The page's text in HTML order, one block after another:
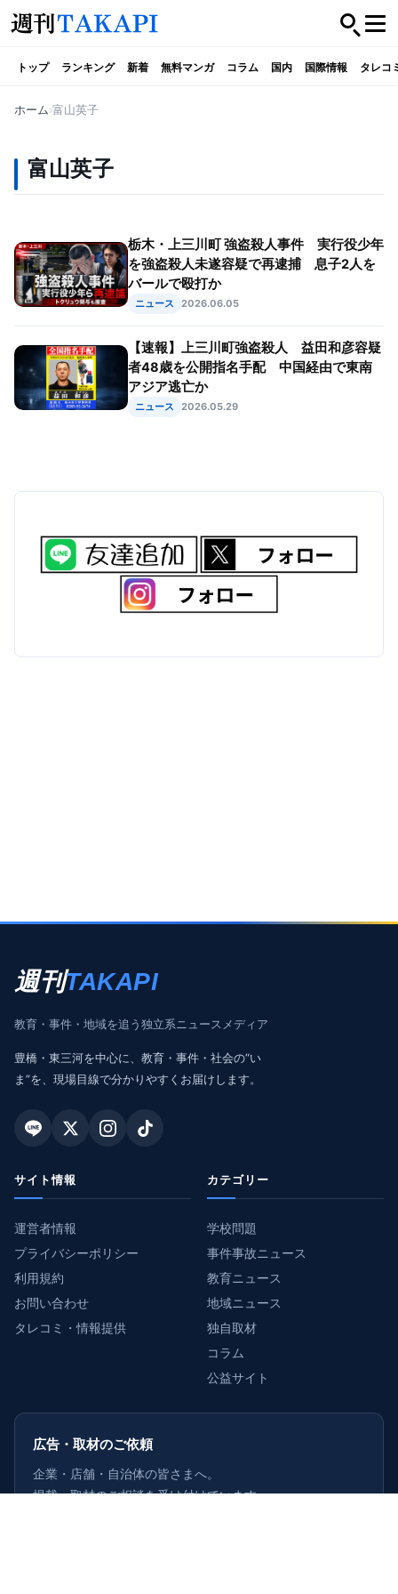
トップ ランキング 新着 無料マンガ コラム 国内 国際情報 タレコ
ホーム 富山英子
富山英子
栃木・上三川町 強盗殺人事件 実行役少年
を強盗殺人未遂容疑で再逮捕 息子2人を
バールで殴打か
ニュース 2026.06.05
【速報】上三川町強盗殺人 益田和彦容疑
者48歳を公開指名手配 中国経由で東南
アジア逃亡か
ニュース 2026.05.29
週刊TAKAPI
教育・事件・地域を追う独立系ニュースメディア
豊橋・東三河を中心に、教育・事件・社会の“い
ま”を、現場目線で分かりやすくお届けします。
サイト情報
運営者情報
プライバシーポリシー
利用規約
お問い合わせ
タレコミ・情報提供
カテゴリー
学校問題
事件事故ニュース
教育ニュース
地域ニュース
独自取材
コラム
公益サイト
広告・取材のご依頼
企業・店舗・自治体の皆さまへ。
掲載・取材のご相談を受け付けています。